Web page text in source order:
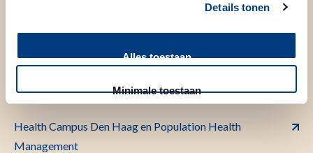
Details tonen
Alles toestaan
Minimale toestaan
Master Population Health Management
Health Campus Den Haag en Population Health
Management